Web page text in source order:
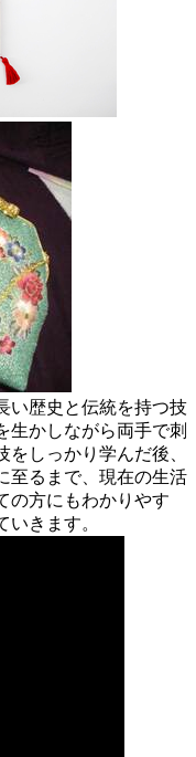
い歴史と伝統を持つ技
生かしながら両手で刺
しっかり学んだ後、
至るまで、現在の生活
の方にもわかりやす
いきます。